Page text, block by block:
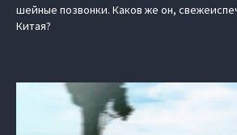
шейные позвонки. Каков же он,
Китая?